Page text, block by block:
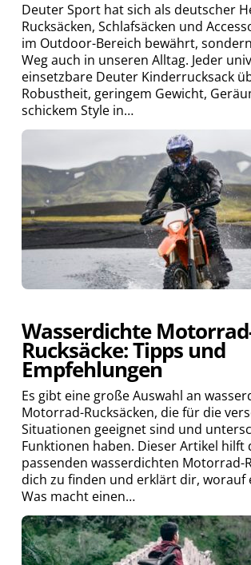
Deuter Sport hat sich als deutscher
Rucksäcken, Schlafsäcken und
im Outdoor-Bereich bewährt,
Weg auch in unseren Alltag. Jeder
einsetzbare Deuter Kinderrucksack
Robustheit, geringem Gewicht,
schickem Style in…
Wasserdichte
Rucksäcke: Tipps und
Empfehlungen
Es gibt eine große Auswahl an
Motorrad-Rucksäcken, die für die
Situationen geeignet sind und
Funktionen haben. Dieser Artikel hilft
passenden wasserdichten Motorrad-
dich zu finden und erklärt dir, worauf
Was macht einen…